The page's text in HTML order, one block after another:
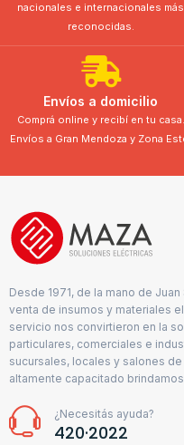
nacionales e internacionales más
reconocidas.
Envíos a domicilio
Comprá online y recibí en tu casa.
Envíos a Gran Mendoza y Zona
Desde 1971, de la mano de
venta de insumos y materiales
servicio nos convirtieron en la
particulares, comerciales e
sucursales, locales y salones
altamente capacitado
¿Necesitás ayuda?
420·2022